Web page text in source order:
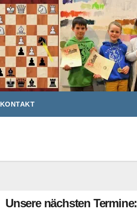
KONTAKT
Unsere nächsten Termine: